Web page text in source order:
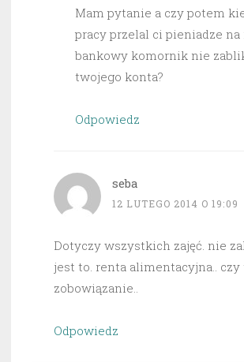
Mam pytanie a czy potem
pracy przelal ci pieniadze
bankowy komornik nie
twojego konta?
Odpowiedz
seba
12 LUTEGO 2014 O 19:09
Dotyczy wszystkich zajęć. nie
jest to. renta alimentacyjna..
zobowiązanie..
Odpowiedz